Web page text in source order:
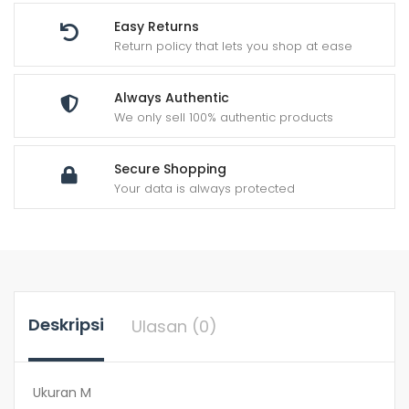
Easy Returns
Return policy that lets you shop at ease
Always Authentic
We only sell 100% authentic products
Secure Shopping
Your data is always protected
Deskripsi Ulasan (0)
Ukuran M